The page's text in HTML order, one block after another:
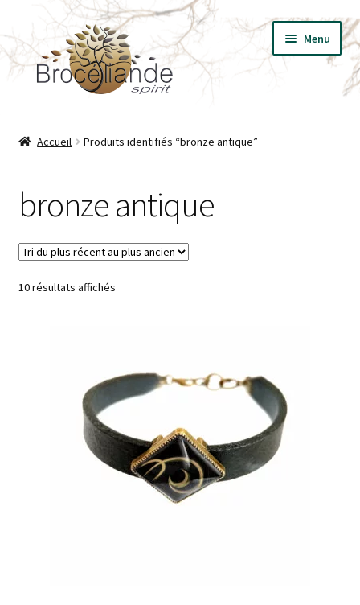
à
la
au
contenu
Menu
T-SHIRT LES ESSENTIELS
LIVRES
PRESSE
Accueil Produits identifiés “bronze antique”
bronze antique
10 résultats affichésTrié
plus
ancien